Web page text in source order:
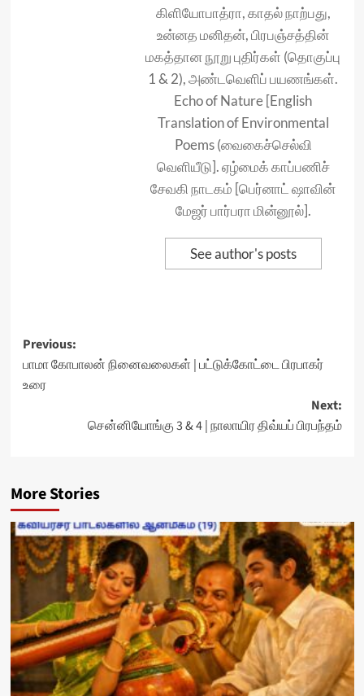
கிளியோபாத்ரா, காதல் நாற்பது,
உன்னத மனிதன், பிரபஞ்சத்தின்
மகத்தான நூறு புதிர்கள் (தொகுப்பு
1 & 2), அண்டவெளிப் பயணங்கள்.
Echo of Nature [English
Translation of Environmental
Poems (வைகைச்செல்வி
வெளியீடு]. ஏழ்மைக் காப்பணிச்
சேவகி நாடகம் [பெர்னாட் ஷாவின்
மேஜர் பார்பரா மின்னூல்].
See author's posts
Post
navigation
Previous:
பாமா கோபாலன் நினைவலைகள் | பட்டுக்கோட்டை பிரபாகர்
உரை
Next:
சென்னியோங்கு 3 & 4 | நாலாயிர திவ்யப் பிரபந்தம்
More Stories